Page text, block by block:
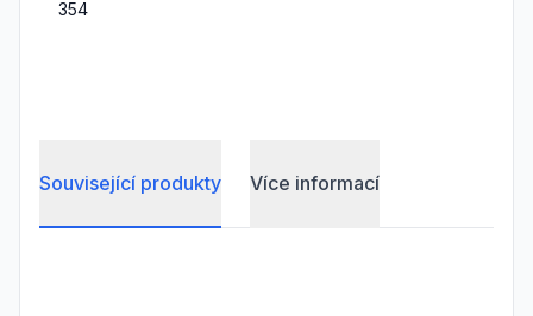
354
Související produkty Více informací